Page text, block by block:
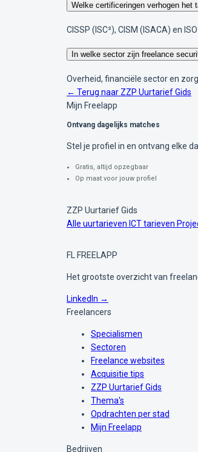
Welke certificeringen verhogen
CISSP (ISC²), CISM (ISACA) en
In welke sector zijn freelance
Overheid, financiële sector en
← Terug naar ZZP Uurtarief Gids
Mijn Freelapp
Ontvang dagelijks matches
Stel je profiel in en ontvang elke
Gratis, altijd opzegbaar
Op maat voor jouw profiel
ZZP Uurtarief Gids
Alle uurtarieven ICT tarieven
FL FREELAPP
Het grootste overzicht van
LinkedIn →
Freelancers
Specialismen
Sectoren
Freelance websites
Acquisitie tips
ZZP Uurtarief Gids
Thema's
Opdrachten per stad
Mijn Freelapp
Bedrijven